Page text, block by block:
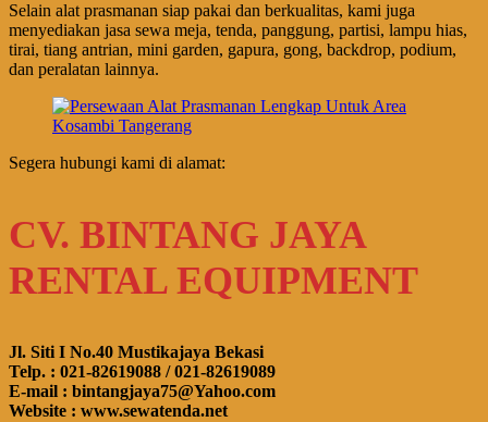
Selain alat prasmanan siap pakai dan berkualitas, kami juga
menyediakan jasa sewa meja, tenda, panggung, partisi, lampu hias,
tirai, tiang antrian, mini garden, gapura, gong, backdrop, podium,
dan peralatan lainnya.
Segera hubungi kami di alamat:
CV. BINTANG JAYA
RENTAL EQUIPMENT
Jl. Siti I No.40 Mustikajaya Bekasi
Telp. : 021-82619088 / 021-82619089
E-mail : bintangjaya75@Yahoo.com
Website : www.sewatenda.net